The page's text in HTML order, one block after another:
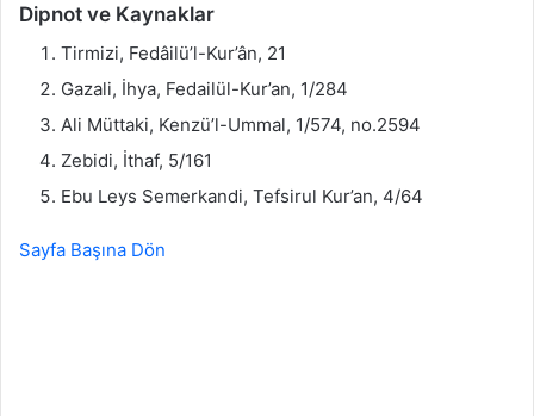
Dipnot ve Kaynaklar
Tirmizi, Fedâilü’l-Kur’ân, 21
Gazali, İhya, Fedailül-Kur’an, 1/284
Ali Müttaki, Kenzü’l-Ummal, 1/574, no.2594
Zebidi, İthaf, 5/161
Ebu Leys Semerkandi, Tefsirul Kur’an, 4/64
Sayfa Başına Dön